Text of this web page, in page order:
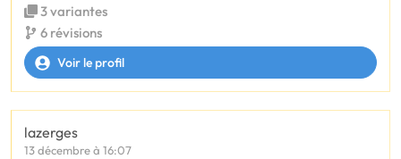
3 variantes
6 révisions
Voir le profil
lazerges
13 décembre à 16:07